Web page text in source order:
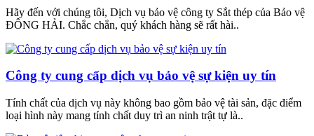
Hãy đến với chúng tôi, Dịch vụ bảo vệ công ty Sắt thép của Bảo vệ
ĐÔNG HẢI. Chắc chắn, quý khách hàng sẽ rất hài..
Công ty cung cấp dịch vụ bảo vệ sự kiện uy tín
Tính chất của dịch vụ này không bao gồm bảo vệ tài sản, đặc điểm
loại hình này mang tính chất duy trì an ninh trật tự là..